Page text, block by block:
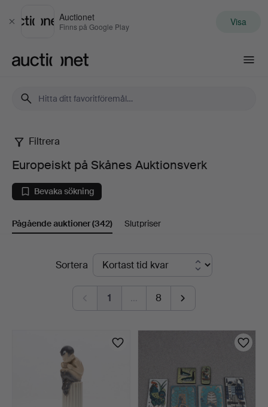
Stäng
Auctionet
Finns på Google Play Visa
Europeiskt
på
Skånes
Auktionsverk
Filtrera
Europeiskt på Skånes Auktionsverk
Bevaka sökning
Pågående auktioner(342) Slutpriser
PågåendeSortera
1 … 8